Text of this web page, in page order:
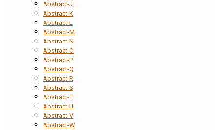
Abstract-J
Abstract-K
Abstract-L
Abstract-M
Abstract-N
Abstract-O
Abstract-P
Abstract-Q
Abstract-R
Abstract-S
Abstract-T
Abstract-U
Abstract-V
Abstract-W